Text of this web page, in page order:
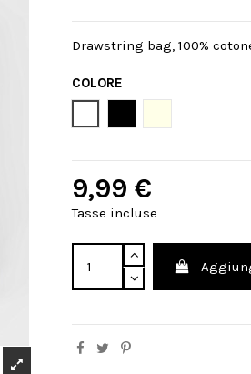
Drawstring bag, 100%
COLORE
9,99 €
Tasse incluse